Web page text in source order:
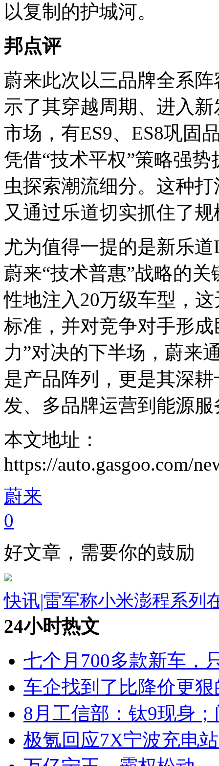
以复制的护城河。
邦点评
蔚来此次以三品牌全系
示了其穿越周期、进入
市场，有ES9、ES8巩固
凭借“技术平权”策略强
虫探索潮流细分。这种
又通过乐道切实抓住了
尤为值得一提的是新乐
蔚来“技术普惠”战略的
性地注入20万级车型，
标准，并对竞争对手形
力”对决的下半场，蔚来
是产品阵列，更是其深
发、多品牌运营到能源
本文地址：
https://auto.gasgoo.com/
蔚来
0
好文章，需要你的鼓励
快讯|雷军称小米澎程系列
24小时热文
七个月700多款新车，
车企找到了比降价更
8月工信部：钛9现身
极氪回应7X宁波充电